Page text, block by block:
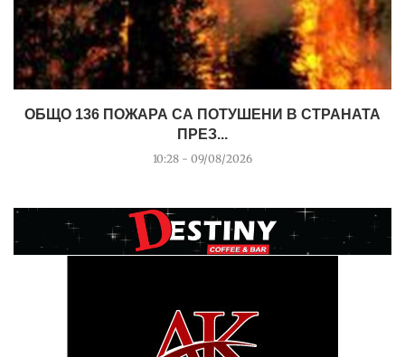
ОБЩО 136 ПОЖАРА СА ПОТУШЕНИ В СТРАНАТА
ПРЕЗ...
10:28 - 09/08/2026